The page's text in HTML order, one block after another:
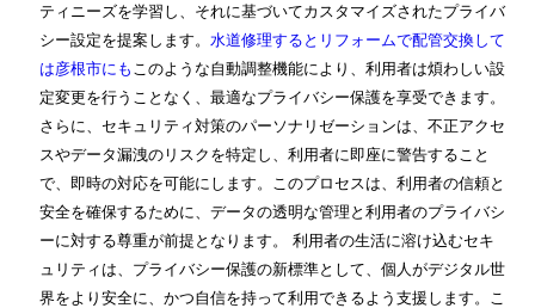
ティニーズを学習し、それに基づいてカスタマイズされたプライバ
シー設定を提案します。水道修理するとリフォームで配管交換して
は彦根市にも このような自動調整機能により、利用者は煩わしい設
定変更を行うことなく、最適なプライバシー保護を享受できます。
さらに、セキュリティ対策のパーソナリゼーションは、不正アクセ
スやデータ漏洩のリスクを特定し、利用者に即座に警告すること
で、即時の対応を可能にします。このプロセスは、利用者の信頼と
安全を確保するために、データの透明な管理と利用者のプライバシ
ーに対する尊重が前提となります。 利用者の生活に溶け込むセキ
ュリティは、プライバシー保護の新標準として、個人がデジタル世
界をより安全に、かつ自信を持って利用できるよう支援します。こ